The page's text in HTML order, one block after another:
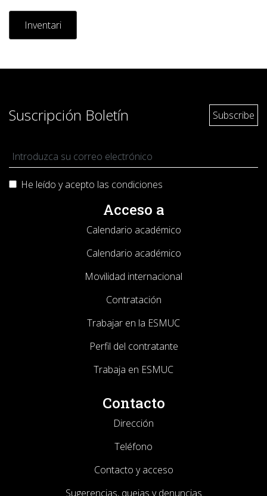
Inventari
Suscripción Boletín
He leído y acepto las condiciones
Acceso a
Calendario académico
Calendario académico
Movilidad internacional
Contratación
Trabajar en la ESMUC
Perfil del contratante
Trabaja en ESMUC
Contacto
Dirección
Teléfono
Contacto y acceso
Sugerencias, quejas y denuncias